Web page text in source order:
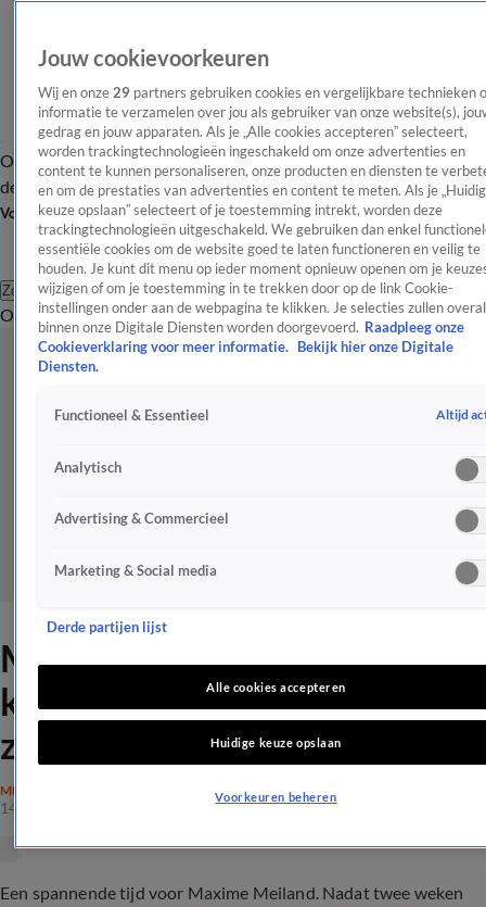
OverzichtAfleveringen Entertainment TV Algemeen
Tip
de redactieNieuwsbrief
Volg Shownieuws
Zoeken
OverzichtEntertainmentSpraakmakendRealityCrimeVideo's
Maxime Meiland maakt zich
klaar voor afspraak met
zaaddonor
MEILAND
14 okt 2019, 17:00
Een spannende tijd voor Maxime Meiland. Nadat twee weken
Jouw cookievoorkeuren
Wij en onze 29 partners gebruiken cookies en vergelijkbare technieken
informatie te verzamelen over jou als gebruiker van onze website(s),
gedrag en jouw apparaten. Als je „Alle cookies accepteren” selecteert,
worden trackingtechnologieën ingeschakeld om onze advertenties en
content te kunnen personaliseren, onze producten en diensten te
en om de prestaties van advertenties en content te meten. Als je
keuze opslaan” selecteert of je toestemming intrekt, worden deze
trackingtechnologieën uitgeschakeld. We gebruiken dan enkel
essentiële cookies om de website goed te laten functioneren en veilig te
houden. Je kunt dit menu op ieder moment opnieuw openen om je
wijzigen of om je toestemming in te trekken door op de link Cookie-
instellingen onder aan de webpagina te klikken. Je selecties zullen overal
binnen onze Digitale Diensten worden doorgevoerd. Raadpleeg onze
Cookieverklaring voor meer informatie.
Bekijk hier onze Digitale
Diensten.
Functioneel & Essentieel Altijd
Analytisch
Advertising & Commercieel
Marketing & Social media
Derde partijen lijst
Alle cookies accepteren
Huidige keuze opslaan
Voorkeuren beheren